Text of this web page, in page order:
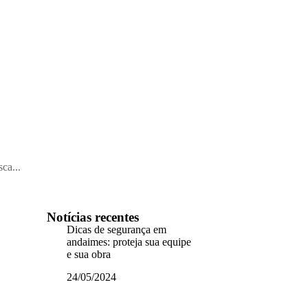
Notícias recentes
Dicas de segurança em
andaimes: proteja sua equipe
e sua obra
24/05/2024